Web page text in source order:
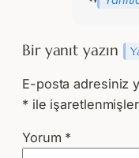
Bir yanıt yazın
E-posta adresiniz
* ile
Yorum *